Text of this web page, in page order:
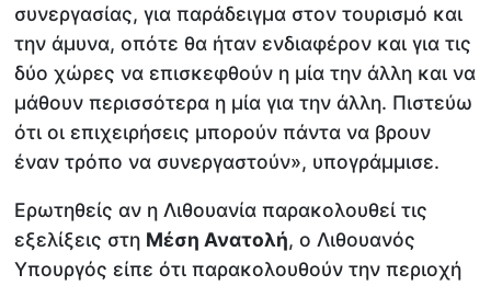
συνεργασίας, για παράδειγμα στον τουρισμό και
την άμυνα, οπότε θα ήταν ενδιαφέρον και για τις
δύο χώρες να επισκεφθούν η μία την άλλη και να
μάθουν περισσότερα η μία για την άλλη. Πιστεύω
ότι οι επιχειρήσεις μπορούν πάντα να βρουν
έναν τρόπο να συνεργαστούν», υπογράμμισε.
Ερωτηθείς αν η Λιθουανία παρακολουθεί τις
εξελίξεις στη Μέση Ανατολή, ο Λιθουανός
Υπουργός είπε ότι παρακολουθούν την περιοχή